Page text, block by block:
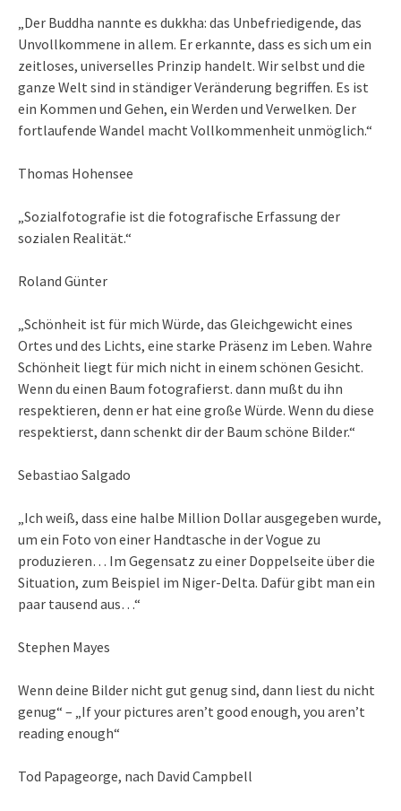
„Der Buddha nannte es dukkha: das Unbefriedigende, das
Unvollkommene in allem. Er erkannte, dass es sich um ein
zeitloses, universelles Prinzip handelt. Wir selbst und die
ganze Welt sind in ständiger Veränderung begriffen. Es ist
ein Kommen und Gehen, ein Werden und Verwelken. Der
fortlaufende Wandel macht Vollkommenheit unmöglich.“
Thomas Hohensee
„Sozialfotografie ist die fotografische Erfassung der
sozialen Realität.“
Roland Günter
„Schönheit ist für mich Würde, das Gleichgewicht eines
Ortes und des Lichts, eine starke Präsenz im Leben. Wahre
Schönheit liegt für mich nicht in einem schönen Gesicht.
Wenn du einen Baum fotografierst. dann mußt du ihn
respektieren, denn er hat eine große Würde. Wenn du diese
respektierst, dann schenkt dir der Baum schöne Bilder.“
Sebastiao Salgado
„Ich weiß, dass eine halbe Million Dollar ausgegeben wurde,
um ein Foto von einer Handtasche in der Vogue zu
produzieren… Im Gegensatz zu einer Doppelseite über die
Situation, zum Beispiel im Niger-Delta. Dafür gibt man ein
paar tausend aus…“
Stephen Mayes
Wenn deine Bilder nicht gut genug sind, dann liest du nicht
genug“ – „If your pictures aren’t good enough, you aren’t
reading enough“
Tod Papageorge, nach David Campbell